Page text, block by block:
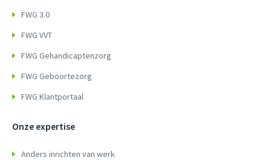
FWG 3.0
FWG VVT
FWG Gehandicaptenzorg
FWG Geboortezorg
FWG Klantportaal
Onze expertise
Anders inrichten van werk